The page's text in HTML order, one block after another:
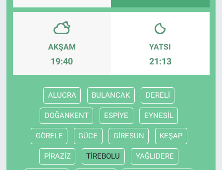
AKŞAM
19:40
YATSI
21:13
ALUCRA BULANCAK DERELİ
DOĞANKENT ESPİYE EYNESİL
GÖRELE GÜCE GİRESUN KEŞAP
PİRAZİZ TİREBOLU YAĞLIDERE